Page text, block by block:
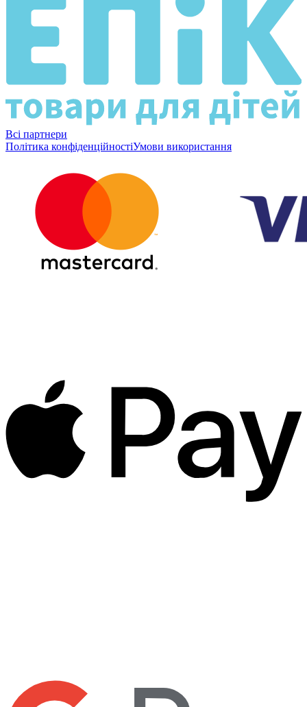
Всі партнери
Політика конфіденційностіУмови використання